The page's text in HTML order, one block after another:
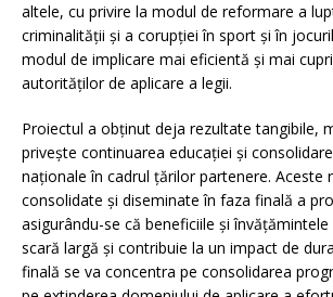
altele, cu privire la modul de reformare a
criminalității și a corupției în sport și în
modul de implicare mai eficientă și mai
autorităților de aplicare a legii.
Proiectul a obținut deja rezultate tangibile,
privește continuarea educației și
naționale în cadrul țărilor partenere. Aceste
consolidate și diseminate în faza finală a
asigurându-se că beneficiile și
scară largă și contribuie la un impact de
finală se va concentra pe consolidarea